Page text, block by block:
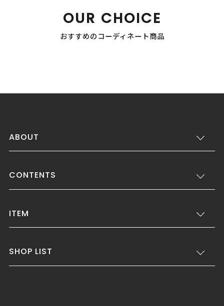
OUR CHOICE
おすすめのコーディネート商品
ABOUT
CONTENTS
ITEM
SHOP LIST